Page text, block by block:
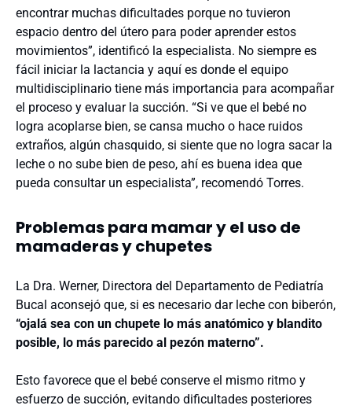
encontrar muchas dificultades porque no tuvieron
espacio dentro del útero para poder aprender estos
movimientos”, identificó la especialista. No siempre es
fácil iniciar la lactancia y aquí es donde el equipo
multidisciplinario tiene más importancia para acompañar
el proceso y evaluar la succión. “Si ve que el bebé no
logra acoplarse bien, se cansa mucho o hace ruidos
extraños, algún chasquido, si siente que no logra sacar la
leche o no sube bien de peso, ahí es buena idea que
pueda consultar un especialista”, recomendó Torres.
Problemas para mamar y el uso de
mamaderas y chupetes
La Dra. Werner, Directora del Departamento de Pediatría
Bucal aconsejó que, si es necesario dar leche con biberón,
“ojalá sea con un chupete lo más anatómico y blandito
posible, lo más parecido al pezón materno”.
Esto favorece que el bebé conserve el mismo ritmo y
esfuerzo de succión, evitando dificultades posteriores